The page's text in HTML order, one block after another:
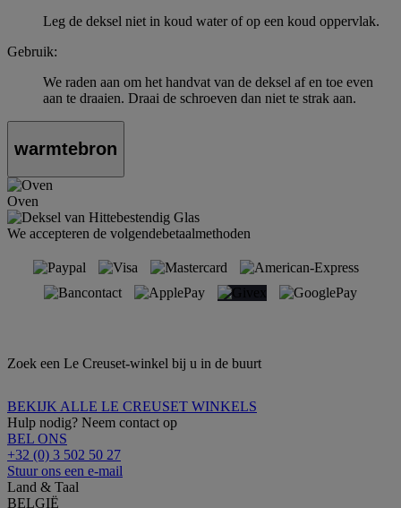
Leg de deksel niet in koud water of op een koud oppervlak.
Gebruik:
We raden aan om het handvat van de deksel af en toe even
aan te draaien. Draai de schroeven dan niet te strak aan.
warmtebron
Oven
We accepteren de volgendebetaalmethoden
Zoek een Le Creuset-winkel bij u in de buurt
BEKIJK ALLE LE CREUSET WINKELS
Hulp nodig? Neem contact op
BEL ONS
+32 (0) 3 502 50 27
Stuur ons een e-mail
Land & Taal
BELGIË